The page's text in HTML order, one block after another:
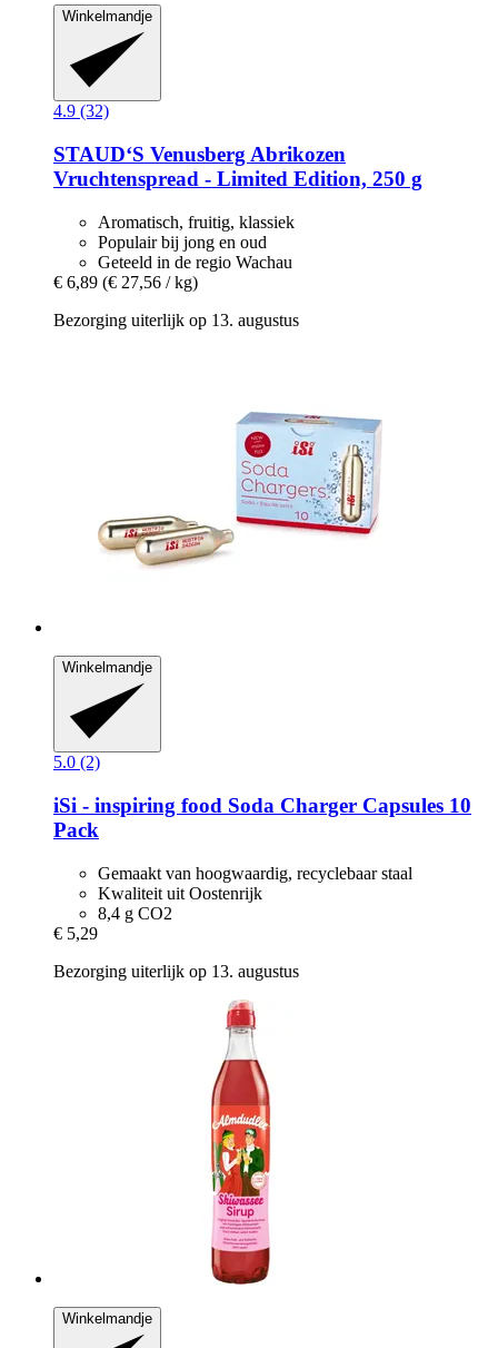
Winkelmandje
4.9 (32)
STAUD‘S Venusberg Abrikozen
Vruchtenspread -​ Limited Edition, 250 g
Aromatisch, fruitig, klassiek
Populair bij jong en oud
Geteeld in de regio Wachau
€ 6,89 (€ 27,56 / kg)
Bezorging uiterlijk op 13. augustus
Winkelmandje
5.0 (2)
iSi - inspiring food Soda Charger Capsules 10
Pack
Gemaakt van hoogwaardig, recyclebaar staal
Kwaliteit uit Oostenrijk
8,4 g CO2
€ 5,29
Bezorging uiterlijk op 13. augustus
Winkelmandje